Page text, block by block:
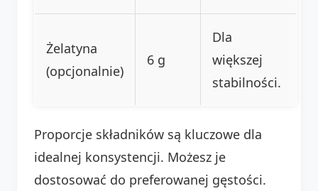
Żelatyna
(opcjonalnie)
6 g
Dla
większej
stabilności.
Proporcje składników są kluczowe dla
idealnej konsystencji. Możesz je
dostosować do preferowanej gęstości.